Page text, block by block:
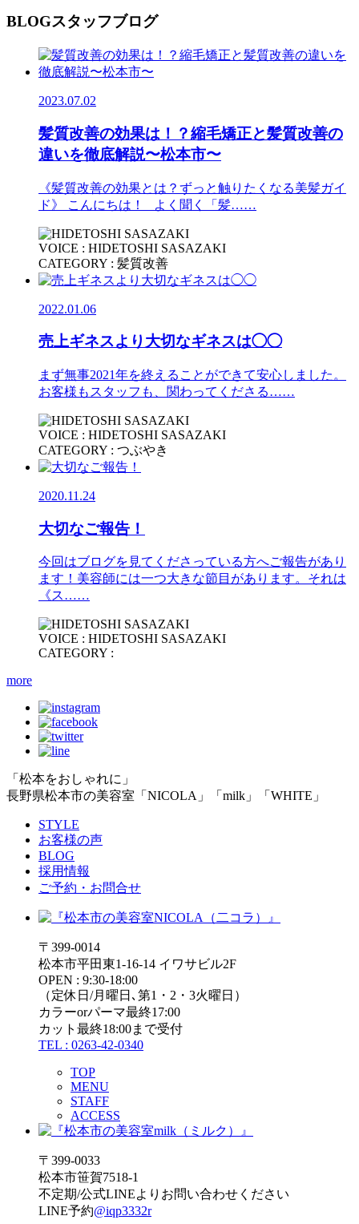
BLOGスタッフブログ
2023.07.02
髪質改善の効果は！？縮毛矯正と髪質改善の
違いを徹底解説〜松本市〜
《髪質改善の効果とは？ずっと触りたくなる美髪ガイ
ド》 こんにちは！ よく聞く「髪……
VOICE : HIDETOSHI SASAZAKI
CATEGORY : 髪質改善
2022.01.06
売上ギネスより大切なギネスは◯◯
まず無事2021年を終えることができて安心しました。
お客様もスタッフも、関わってくださる……
VOICE : HIDETOSHI SASAZAKI
CATEGORY : つぶやき
2020.11.24
大切なご報告！
今回はブログを見てくださっている方へご報告があり
ます！美容師には一つ大きな節目があります。それは
《ス……
VOICE : HIDETOSHI SASAZAKI
CATEGORY :
more
「松本をおしゃれに」
長野県松本市の美容室「NICOLA」「milk」「WHITE」
STYLE
お客様の声
BLOG
採用情報
ご予約・お問合せ
〒399-0014
松本市平田東1-16-14 イワサビル2F
OPEN : 9:30-18:00
（定休日/月曜日､第1・2・3火曜日）
カラーorパーマ最終17:00
カット最終18:00まで受付
TEL : 0263-42-0340
TOP
MENU
STAFF
ACCESS
〒399-0033
松本市笹賀7518-1
不定期/公式LINEよりお問い合わせください
LINE予約@iqp3332r